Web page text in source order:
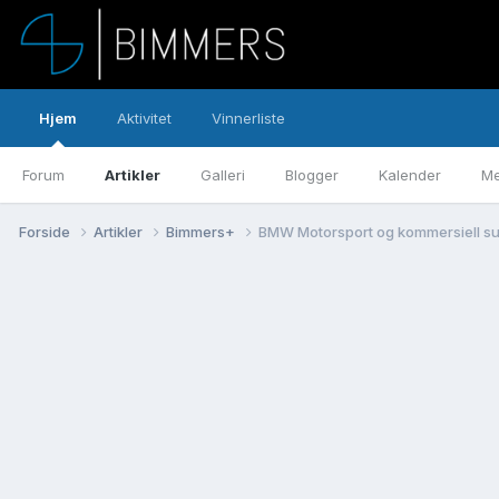
Hjem
Forum Artikler Galleri Blogger Kalender
Aktivitet Vinnerliste
Forside Artikler Bimmers+ BMW Motorsport og kommersiell